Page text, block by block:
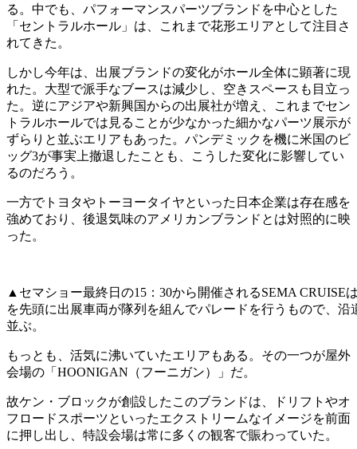
る。中でも、パフォーマンスパーツブランドを中心とした
「セントラルホール」は、これまで花形エリアとして注目さ
れてきた。
しかし今年は、出展ブランドの変化がホール全体に顕著に現
れた。大型で派手なブースは減少し、空きスペースも目立っ
た。逆にアジアや新興国からの出展社が増え、これまでセン
トラルホールでは見ることが少なかった細かなパーツ展示が
ずらりと並ぶエリアもあった。パンデミックを機に米国のビ
ッグ3が事実上撤退したことも、こうした変化に影響してい
るのだろう。
一方でトヨタやトーヨータイヤといった日本企業は存在感を
強めており、後退気味のアメリカンブランドとは対照的に映
った。
▲セマショー最終日の15：30から開催されるSEMA
を先頭に出展車両が隊列を組んでパレードを行うもので、
並ぶ。
もっとも、活気に沸いていたエリアもある。その一つが屋外
会場の「HOONIGAN（フーニガン）」だ。
故ケン・ブロックが創設したこのブランドは、ドリフトやオ
フロードスポーツといったエクストリームなイメージを前面
に押し出し、特設会場は常に多くの観客で賑わっていた。